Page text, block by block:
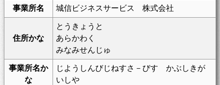
事業所名
城信ビジネスサービス 株式会社
住所かな
とうきょうと
あらかわく
みなみせんじゅ
事業所名か
な
じようしんびじねすさ－びす かぶしきが
いしや